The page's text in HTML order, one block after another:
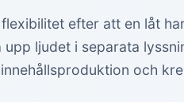
efter att en låt har
ljudet i separata
och